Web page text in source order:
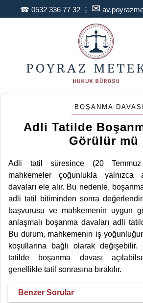
☎ 0532 336 77 32⋮ ✉
BOŞANMA DAVASI
Adli Tatilde
Görülür mü
Adli tatil süresince (20
mahkemeler çoğunlukla
davaları ele alır. Bu nedenle,
adli tatil bitiminden sonra
başvurusu ve mahkemenin uygun
anlaşmalı boşanma davaları adli
Bu durum, mahkemenin iş
koşullarına bağlı olarak
tatilde boşanma davası
genellikle tatil sonrasına bırakılır.
Benzer Sorular